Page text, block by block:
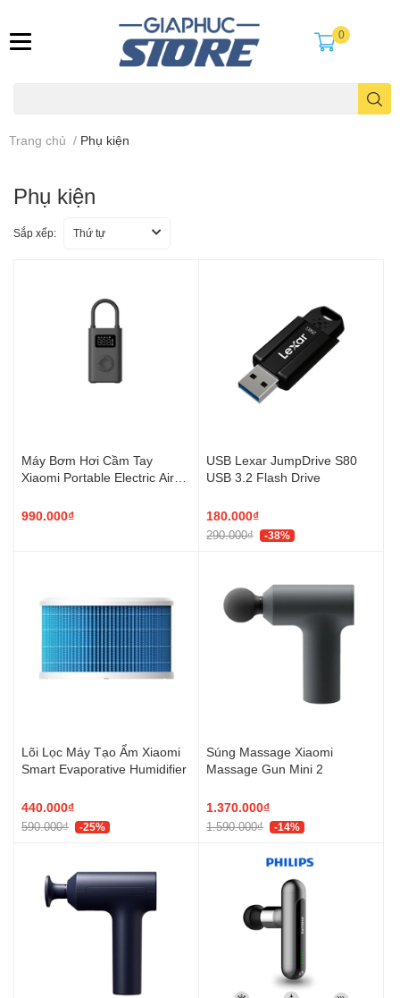
0
Trang chủ / Phụ kiện
Phụ kiện
Sắp xếp: Thứ tự
Máy Bơm Hơi Cầm Tay
Xiaomi Portable Electric Air
990.000₫
USB Lexar JumpDrive S80
USB 3.2 Flash Drive
180.000₫
290.000₫ -38%
Lõi Lọc Máy Tạo Ẩm Xiaomi
Smart Evaporative Humidifier
440.000₫
590.000₫ -25%
Súng Massage Xiaomi
Massage Gun Mini 2
1.370.000₫
1.590.000₫ -14%